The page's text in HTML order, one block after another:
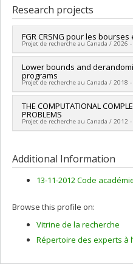
Cycle :Master's
Grade :M. Sc.
Lien vers le document dans
Research projects
FGR CRSNG pour les
Projet de recherche au Canada / 2026
Lead researcher :Pierre
Funding sources:
CRSNG/
naturelles et génie du Canada
institutionnelle
Lower bounds and
programs
Projet de recherche au Canada / 2018
Lead researcher : Pierre
Funding sources:
CRSNG/
naturelles et génie du Canada
THE COMPUTATIONAL
PROBLEMS
Projet de recherche au Canada / 2012
Funding sources:CRSNG/
naturelles et génie du Canada
Grant programs:PVX20965-
Additional Information
13-11-2012 Code
Browse this profile on:
Vitrine de la recherche
Répertoire des experts à